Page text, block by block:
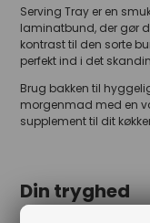
Serving Tray er en
laminatbund, der gør
kontrast til den sorte
perfekt ind i det
Brug bakken til
morgenmad med en
supplement til dit
Din tryghed